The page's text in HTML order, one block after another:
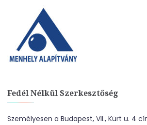
Fedél Nélkül Szerkesztőség
Személyesen a Budapest, VII., Kürt u. 4